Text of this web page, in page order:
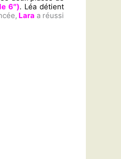
6″). Léa détient
Lara a réussi